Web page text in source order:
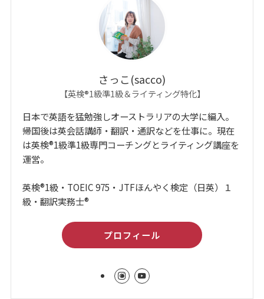
さっこ(sacco)
【英検®1級準1級＆ライティング特化】
日本で英語を猛勉強しオーストラリアの大学に編入。
帰国後は英会話講師・翻訳・通訳などを仕事に。現在
は英検®1級準1級専門コーチングとライティング講座を
運営。
英検®1級・TOEIC 975・JTFほんやく検定（日英）１
級・翻訳実務士®
プロフィール